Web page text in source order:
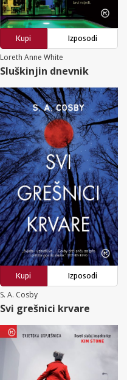
Kupi
Izposodi
Loreth Anne White
Sluškinjin dnevnik
Kupi
Izposodi
S. A. Cosby
Svi grešnici krvare